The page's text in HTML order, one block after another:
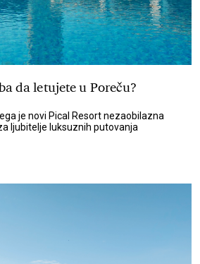
da letujete u Poreču?
je novi Pical Resort nezaobilazna
ljubitelje luksuznih putovanja